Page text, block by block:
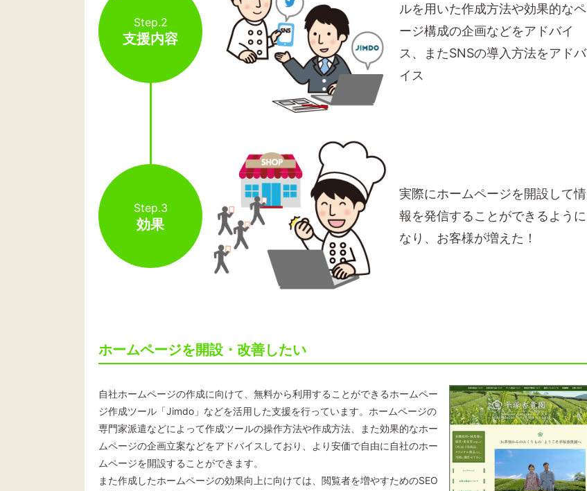
Step.2
支援内容
ルを用いた作成方法や効果的なペ
ージ構成の企画などをアドバイ
ス、またSNSの導入方法をアドバ
イス
Step.3
効果
実際にホームページを開設して情
報を発信することができるように
なり、お客様が増えた！
ホームページを開設・改善したい
自社ホームページの作成に向けて、無料から利用することができるホームペー
ジ作成ツール「Jimdo」などを活用した支援を行っています。ホームページの
専門家派遣などによって作成ツールの操作方法や作成方法、また効果的なホー
ムページの企画立案などをアドバイスしており、より安価で自由に自社のホー
ムページを開設することができます。
また作成したホームページの効果向上に向けては、閲覧者を増やすためのSEO